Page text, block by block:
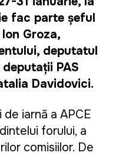
fac parte șeful
Groza,
deputatul
PAS
Davidovici.
iarnă a APCE
forului, a
comisiilor. De